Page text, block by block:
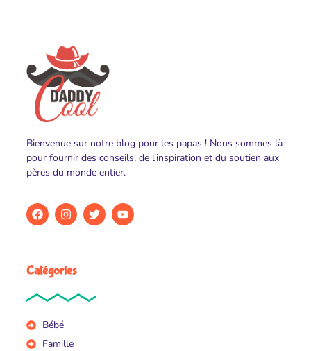
Bienvenue sur notre blog pour les papas ! Nous sommes là
pour fournir des conseils, de l’inspiration et du soutien aux
pères du monde entier.
Catégories
Bébé
Famille